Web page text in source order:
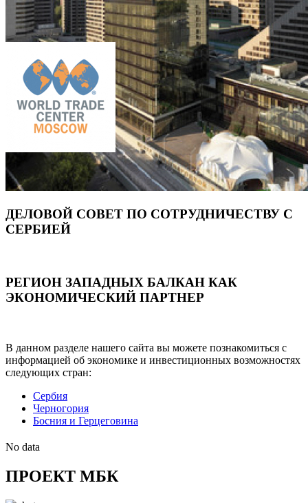
ДЕЛОВОЙ СОВЕТ ПО СОТРУДНИЧЕСТВУ С
СЕРБИЕЙ
РЕГИОН ЗАПАДНЫХ БАЛКАН КАК
ЭКОНОМИЧЕСКИЙ ПАРТНЕР
В данном разделе нашего сайта вы можете познакомиться с
информацией об экономике и инвестиционных возможностях
следующих стран:
Сербия
Черногория
Босния и Герцеговинa
No data
ПРОЕКТ МБК